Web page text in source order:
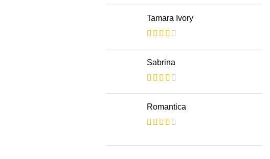
Tamara Ivory
Sabrina
Romantica